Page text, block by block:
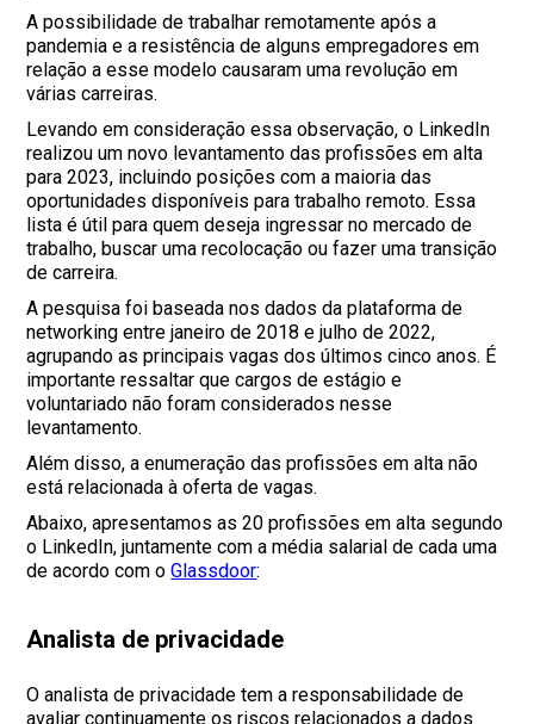
A possibilidade de trabalhar remotamente após a
pandemia e a resistência de alguns empregadores em
relação a esse modelo causaram uma revolução em
várias carreiras.
Levando em consideração essa observação, o LinkedIn
realizou um novo levantamento das profissões em alta
para 2023, incluindo posições com a maioria das
oportunidades disponíveis para trabalho remoto. Essa
lista é útil para quem deseja ingressar no mercado de
trabalho, buscar uma recolocação ou fazer uma transição
de carreira.
A pesquisa foi baseada nos dados da plataforma de
networking entre janeiro de 2018 e julho de 2022,
agrupando as principais vagas dos últimos cinco anos. É
importante ressaltar que cargos de estágio e
voluntariado não foram considerados nesse
levantamento.
Além disso, a enumeração das profissões em alta não
está relacionada à oferta de vagas.
Abaixo, apresentamos as 20 profissões em alta segundo
o LinkedIn, juntamente com a média salarial de cada uma
de acordo com oGlassdoor:
Analista de privacidade
O analista de privacidade tem a responsabilidade de
avaliar continuamente os riscos relacionados a dados